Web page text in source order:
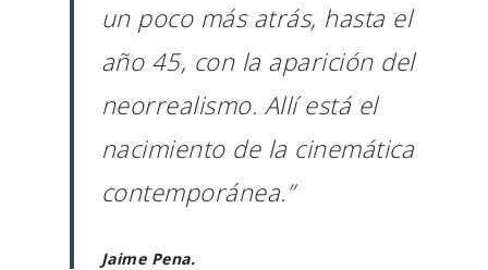
un poco más atrás, hasta el
año 45, con la aparición del
neorrealismo. Allí está el
nacimiento de la cinemática
contemporánea.”
Jaime Pena.